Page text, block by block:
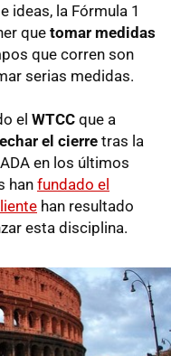
ideas, la Fórmula 1
que tomar medidas
que corren son
serias medidas.
el WTCC que a
echar el cierre tras la
en los últimos
han fundado el
han resultado
esta disciplina.